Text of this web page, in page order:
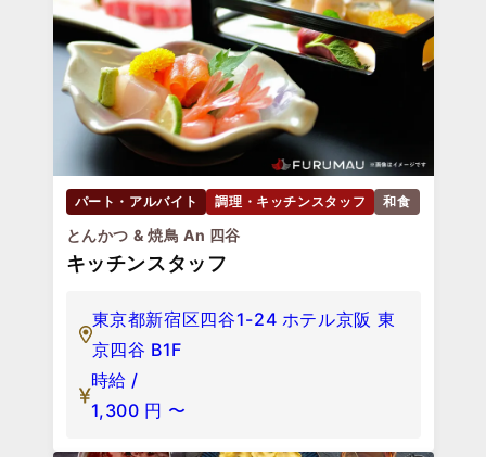
パート・アルバイト 調理・キッチンスタッフ 和食
とんかつ & 焼鳥 An 四谷
キッチンスタッフ
東京都新宿区四谷1-24 ホテル京阪 東
京四谷 B1F
時給 /
1,300 円 〜